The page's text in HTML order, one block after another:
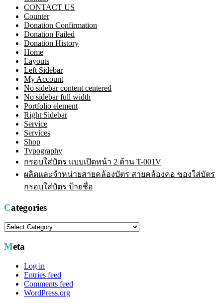
CONTACT US
Counter
Donation Confirmation
Donation Failed
Donation History
Home
Layouts
Left Sidebar
My Account
No sidebar content centered
No sidebar full width
Portfolio element
Right Sidebar
Service
Services
Shop
Typography
กรอบใส่บัตร แบบเปิดหน้า 2 ด้าน T-001V
ผลิตและจำหน่ายสายคล้องบัตร สายคล้องคอ ซองใส่บัตร
กรอบใส่บัตร ป้ายชื่อ
Categories
Categories
Meta
Log in
Entries feed
Comments feed
WordPress.org